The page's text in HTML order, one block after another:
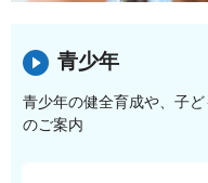
青少年
青少年の健全育成や、子
のご案内